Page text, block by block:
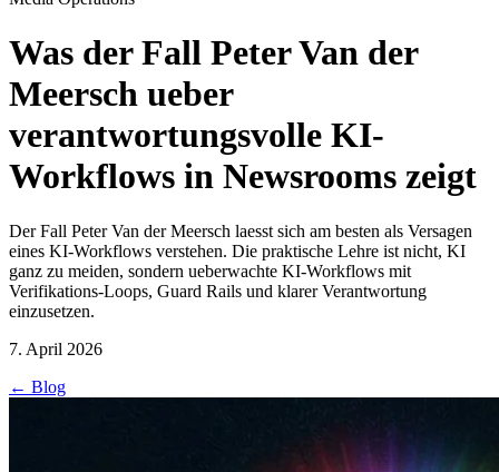
Was der Fall Peter Van der
Meersch ueber
verantwortungsvolle KI-
Workflows in Newsrooms zeigt
Der Fall Peter Van der Meersch laesst sich am besten als Versagen
eines KI-Workflows verstehen. Die praktische Lehre ist nicht, KI
ganz zu meiden, sondern ueberwachte KI-Workflows mit
Verifikations-Loops, Guard Rails und klarer Verantwortung
einzusetzen.
7. April 2026
← Blog